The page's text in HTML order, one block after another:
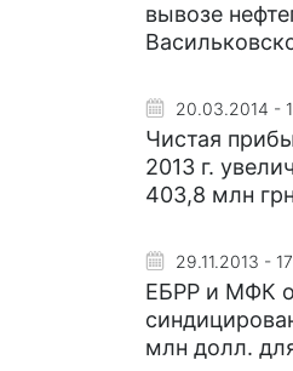
вывозе
20.03.2014 -
Чистая
2013 г.
403,8 млн грн
29.11.2013 -
ЕБРР и МФК
млн долл.